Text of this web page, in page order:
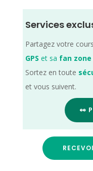
Services
Partagez votre
GPS et sa fan zone
Sortez en toute
et vous suivent.
👀